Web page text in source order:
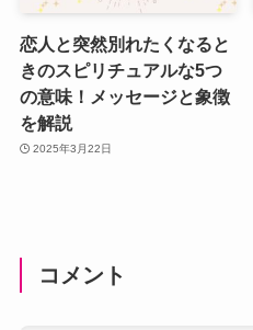
恋人と突然別れたくなると
きのスピリチュアルな5つ
の意味！メッセージと象徴
を解説
2025年3月22日
コメント